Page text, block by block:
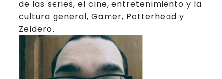
de las series, el cine, entretenimiento y la
cultura general, Gamer, Potterhead y
Zeldero.